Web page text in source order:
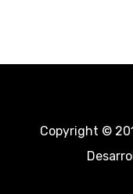
Copyright ©